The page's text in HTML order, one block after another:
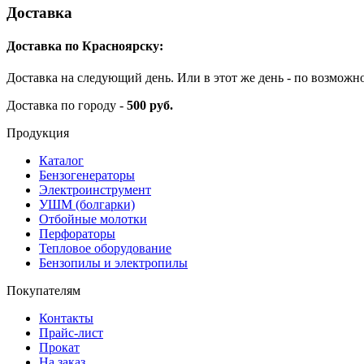
Доставка
Доставка по Красноярску:
Доставка на следующий день. Или в этот же день - по
Доставка по городу - 500 руб.
Продукция
Каталог
Бензогенераторы
Электроинструмент
УШМ (болгарки)
Отбойные молотки
Перфораторы
Тепловое оборудование
Бензопилы и электропилы
Покупателям
Контакты
Прайс-лист
Прокат